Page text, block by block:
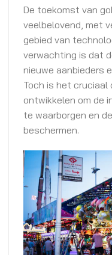
De toekomst van
veelbelovend, met
gebied van
verwachting is dat
nieuwe aanbieders
Toch is het
ontwikkelen om de
te waarborgen en
beschermen.